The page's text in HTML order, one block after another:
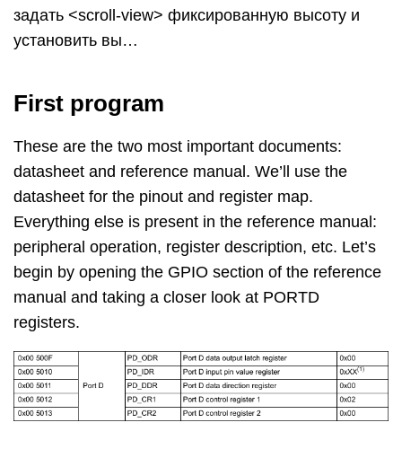
задать <scroll-view> фиксированную высоту и
установить вы…
First program
These are the two most important documents:
datasheet and reference manual. We’ll use the
datasheet for the pinout and register map.
Everything else is present in the reference manual:
peripheral operation, register description, etc. Let’s
begin by opening the GPIO section of the reference
manual and taking a closer look at PORTD
registers.